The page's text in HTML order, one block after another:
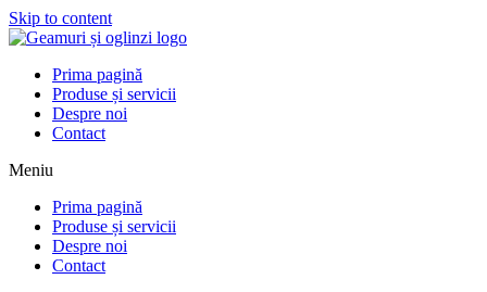
Skip to content
Prima pagină
Produse și servicii
Despre noi
Contact
Meniu
Prima pagină
Produse și servicii
Despre noi
Contact